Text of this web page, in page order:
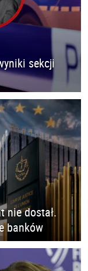
sekcji
nie dostał.
banków